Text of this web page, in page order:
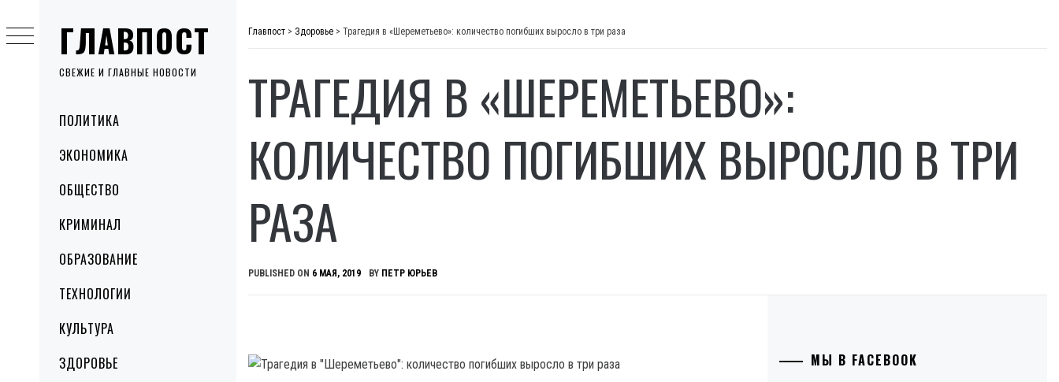
ГЛАВПОСТ
СВЕЖИЕ И ГЛАВНЫЕ НОВОСТИ
MenuПОЛИТИКА
ЭКОНОМИКА
ОБЩЕСТВО
КРИМИНАЛ
ОБРАЗОВАНИЕ
ТЕХНОЛОГИИ
КУЛЬТУРА
ЗДОРОВЬЕ
to
content
Главпост > Здоровье > Трагедия в «Шереметьево»: количество погибших выросло в три раза
ТРАГЕДИЯ В «ШЕРЕМЕТЬЕВО»:
КОЛИЧЕСТВО ПОГИБШИХ ВЫРОСЛО В ТРИ
РАЗА
PUBLISHED ON 6 МАЯ, 2019 BY ПЕТР ЮРЬЕВ
МЫ В FACEBOOK